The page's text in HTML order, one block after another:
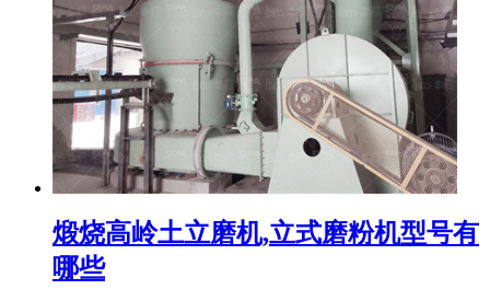
煅烧高岭土立磨机,立式磨粉机型号有
哪些